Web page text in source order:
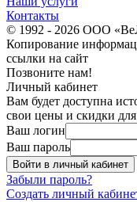
Контакты
© 1992 - 2026 ООО
Копирование
ссылки на сайт
Позвоните нам!
Личный кабинет
Вам будет доступна
свои цены и скидки
Ваш логин
Ваш пароль
Войти в личный кабинет
Забыли пароль?
Создать личный